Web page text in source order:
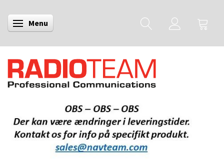
Skifte navigation
Menu